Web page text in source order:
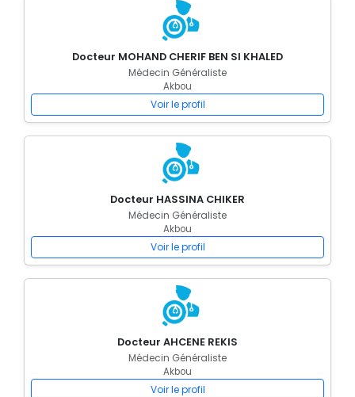
Docteur MOHAND CHERIF BEN SI KHALED
Médecin Généraliste
Akbou
Voir le profil
Docteur HASSINA CHIKER
Médecin Généraliste
Akbou
Voir le profil
Docteur AHCENE REKIS
Médecin Généraliste
Akbou
Voir le profil